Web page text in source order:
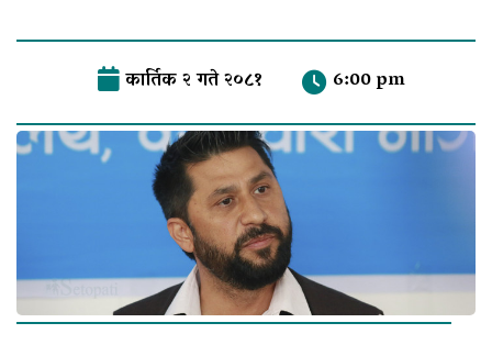
कार्तिक २ गते २०८१ 6:00 pm